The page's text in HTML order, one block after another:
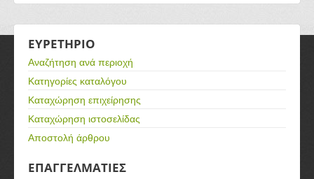
ΕΥΡΕΤΗΡΙΟ
Αναζήτηση ανά περιοχή
Κατηγορίες καταλόγου
Καταχώρηση επιχείρησης
Καταχώρηση ιστοσελίδας
Αποστολή άρθρου
ΕΠΑΓΓΕΛΜΑΤΙΕΣ